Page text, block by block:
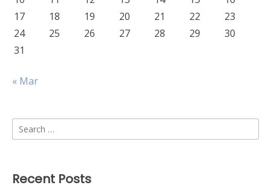
17
18 19 20 21 22
23
24
25 26 27 28 29
30
31
« Mar
Search
for:
Recent Posts